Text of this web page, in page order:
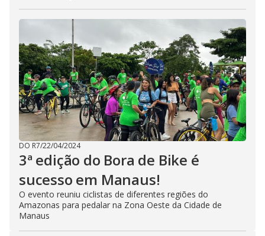
DO R7/22/04/2024
3ª edição do Bora de Bike é
sucesso em Manaus!
O evento reuniu ciclistas de diferentes regiões do
Amazonas para pedalar na Zona Oeste da Cidade de
Manaus